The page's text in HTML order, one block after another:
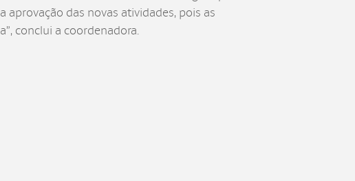
aprovação das novas atividades, pois as
conclui a coordenadora.